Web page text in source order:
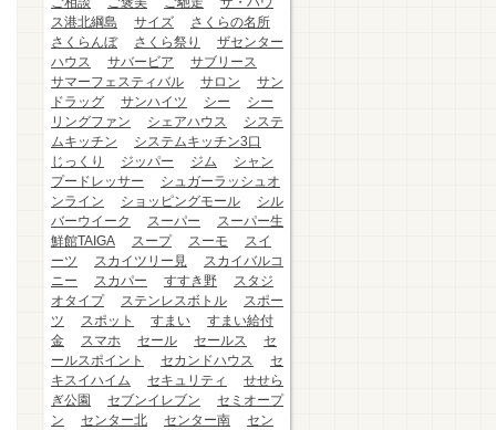
ス港北綱島
サイズ
さくらの名所
さくらんぼ
さくら祭り
ザセンター
ハウス
サバービア
サブリース
サマーフェスティバル
サロン
サン
ドラッグ
サンハイツ シー
シー
リングファン
シェアハウス
システ
ムキッチン
システムキッチン3口
じっくり
ジッパー ジム
シャン
プードレッサー
シュガーラッシュオ
ンライン
ショッピングモール
シル
バーウイーク
スーパー
スーパー生
鮮館TAIGA
スープ スーモ
スイ
ーツ
スカイツリー見
スカイバルコ
ニー
スカパー すすき野
スタジ
オタイプ
ステンレスボトル
スポー
ツ
スポット すまい
すまい給付
金
スマホ セール セールス
セ
ールスポイント
セカンドハウス
セ
キスイハイム
セキュリティ
せせら
ぎ公園
セブンイレブン
セミオープ
ン
センター北 センター南
セン